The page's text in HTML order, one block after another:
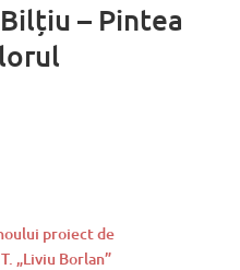
– Pintea
proiect de
„Liviu Borlan”